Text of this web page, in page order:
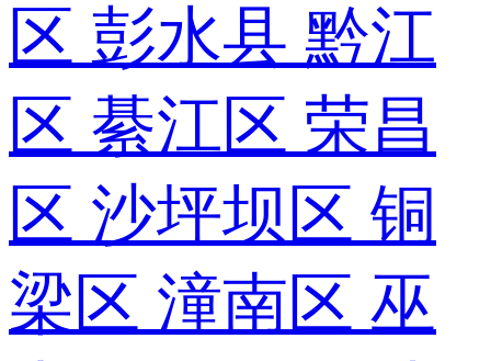
区 彭水县 黔江
区 綦江区 荣昌
区 沙坪坝区 铜
梁区 潼南区 巫